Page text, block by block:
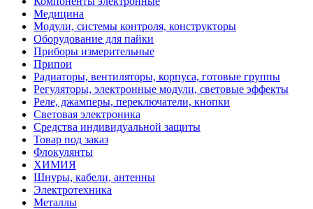
Медицина
Модули, системы контроля, конструкторы
Оборудование для пайки
Приборы измерительные
Припои
Радиаторы, вентиляторы, корпуса, готовые группы
Регуляторы, электронные модули, световые эффекты
Реле, джамперы, переключатели, кнопки
Световая электроника
Средства индивидуальной защиты
Товар под заказ
Флокулянты
ХИМИЯ
Шнуры, кабели, антенны
Электротехника
Металлы